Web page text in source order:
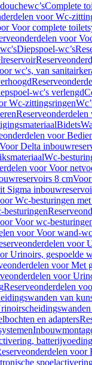
Complete
voor Wc-
Voor complete
voor
Diepspoel-wc’s
wc's, van
wc's verlengd
Wc-zittingsringen
Bidets
voor
Voor Delta
Wc-
voor Voor
8 cm
Sigma
Wc-besturingen
besturingen
Voor wc-
voor Voor wand-
voor
Urinoirs, gespoelde
voor Met
voor
Reserveonderdelen
van
en adapters
batterijvoeding
voor